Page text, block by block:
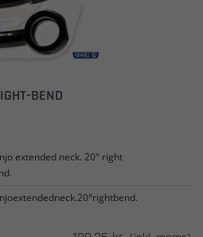
BEND
extended neck. 20° right